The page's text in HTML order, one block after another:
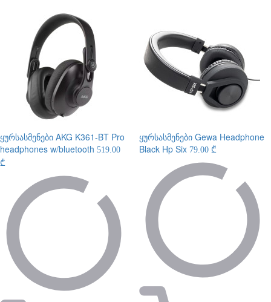
ყურსასმენები AKG K361-BT Pro
headphones w/bluetooth 519.00
₾
ყურსასმენები Gewa Headphone
Black Hp Six 79.00 ₾